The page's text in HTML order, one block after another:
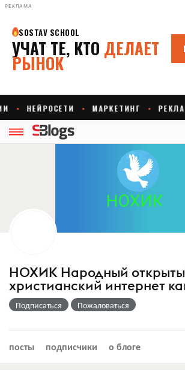
РЕКЛАМА
НОХИК Народный
христианский интернет
Подписаться Пожаловаться
посты подписчики о блоге